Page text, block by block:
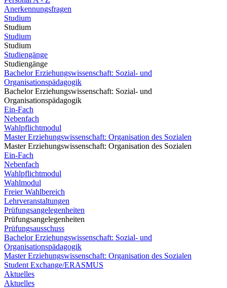
Anerkennungsfragen
Studium
Studium
Studium
Studium
Studiengänge
Studiengänge
Bachelor Erziehungswissenschaft: Sozial- und
Organisationspädagogik
Bachelor Erziehungswissenschaft: Sozial- und
Organisationspädagogik
Ein-Fach
Nebenfach
Wahlpflichtmodul
Master Erziehungswissenschaft: Organisation des Sozialen
Master Erziehungswissenschaft: Organisation des Sozialen
Ein-Fach
Nebenfach
Wahlpflichtmodul
Wahlmodul
Freier Wahlbereich
Lehrveranstaltungen
Prüfungsangelegenheiten
Prüfungsangelegenheiten
Prüfungsausschuss
Bachelor Erziehungswissenschaft: Sozial- und
Organisationspädagogik
Master Erziehungswissenschaft: Organisation des Sozialen
Student Exchange/ERASMUS
Aktuelles
Aktuelles